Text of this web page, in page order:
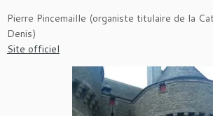
Pierre Pincemaille (organiste titulaire de la
Denis)
Site officiel